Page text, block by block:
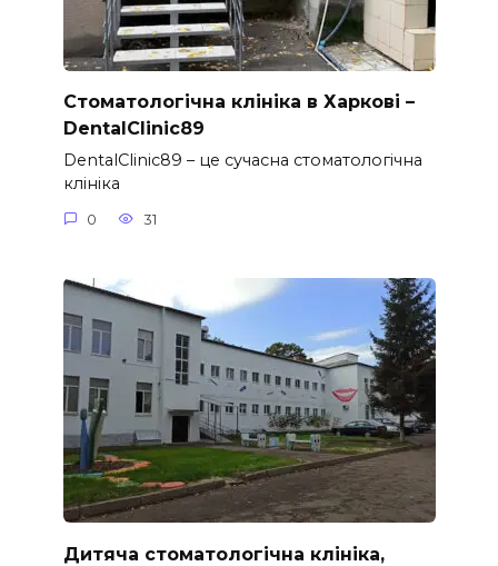
Стоматологічна клініка в Харкові –
DentalClinic89
DentalClinic89 – це сучасна стоматологічна
клініка
0 31
Дитяча стоматологічна клініка,